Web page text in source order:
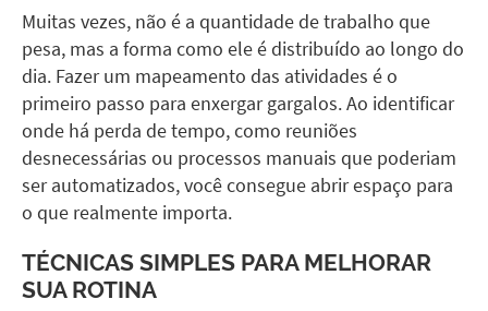
Muitas vezes, não é a quantidade de trabalho que
pesa, mas a forma como ele é distribuído ao longo do
dia. Fazer um mapeamento das atividades é o
primeiro passo para enxergar gargalos. Ao identificar
onde há perda de tempo, como reuniões
desnecessárias ou processos manuais que poderiam
ser automatizados, você consegue abrir espaço para
o que realmente importa.
TÉCNICAS SIMPLES PARA MELHORAR
SUA ROTINA